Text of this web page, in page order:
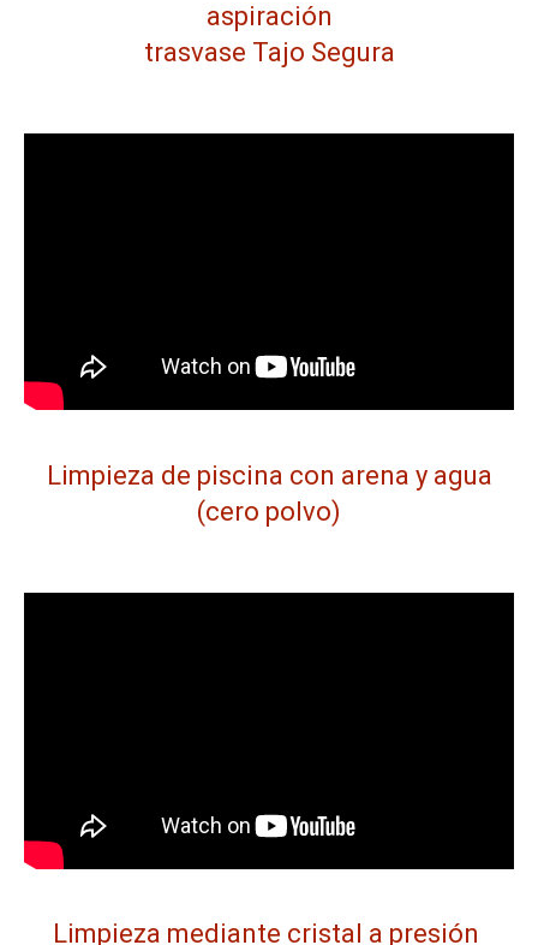
aspiración
trasvase Tajo Segura
Limpieza de piscina con arena y agua
(cero polvo)
Limpieza mediante cristal a presión